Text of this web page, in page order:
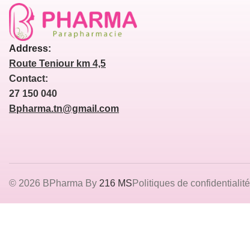
Address:
Route Teniour km 4,5
Contact:
27 150 040
Bpharma.tn@gmail.com
© 2026 BPharma By 216 MSPolitiques de confidentialité